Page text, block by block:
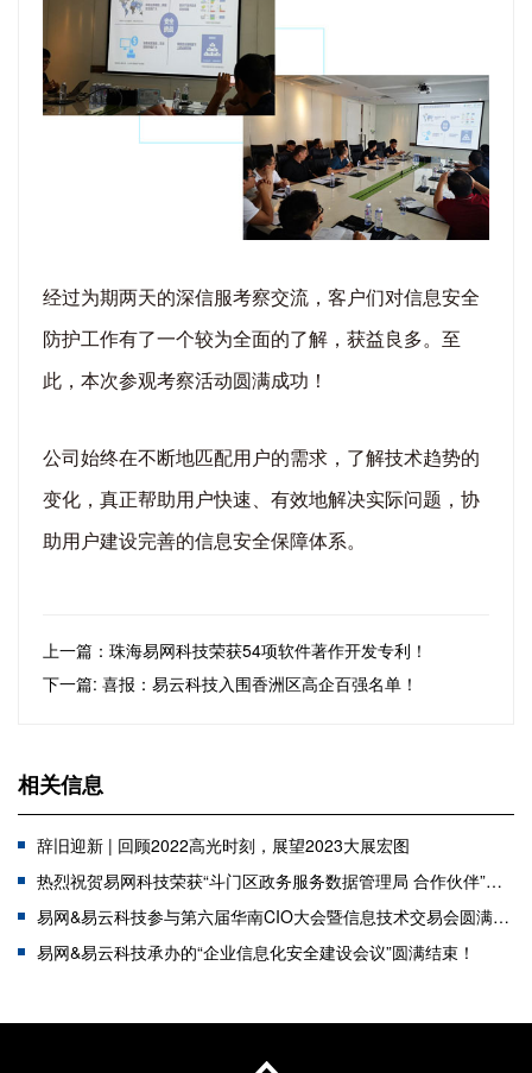
经过为期两天的深信服考察交流，客户们对信息安全
防护工作有了一个较为全面的了解，获益良多。至
此，本次参观考察活动圆满成功！
公司始终在不断地匹配用户的需求，了解技术趋势的
变化，真正帮助用户快速、有效地解决实际问题，协
助用户建设完善的信息安全保障体系。
上一篇：珠海易网科技荣获54项软件著作开发专利！
下一篇: 喜报：易云科技入围香洲区高企百强名单！
相关信息
辞旧迎新 | 回顾2022高光时刻，展望2023大展宏图
热烈祝贺易网科技荣获“斗门区政务服务数据管理局 合作伙伴”表彰
易网&易云科技参与第六届华南CIO大会暨信息技术交易会圆满成功
易网&易云科技承办的“企业信息化安全建设会议”圆满结束！
【喜讯】公司助力泰诺麦博网络安全建设整改项目
报道：组织本地企业负责人前往深圳考察交流信息安全建设范例！